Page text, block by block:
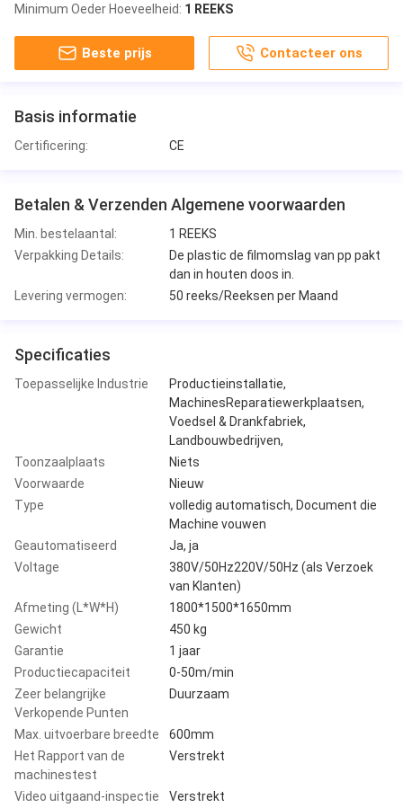
Minimum Oeder Hoeveelheid: 1 REEKS
Beste prijs Contacteer ons
Basis informatie
Certificering: CE
Betalen & Verzenden Algemene voorwaarden
Min. bestelaantal:
1 REEKS
Verpakking Details:
De plastic de filmomslag van pp pakt
dan in houten doos in.
Levering vermogen:
50 reeks/Reeksen per Maand
Specificaties
Toepasselijke Industrie
Productieinstallatie,
MachinesReparatiewerkplaatsen,
Voedsel & Drankfabriek,
Landbouwbedrijven,
Toonzaalplaats
Niets
Voorwaarde
Nieuw
Type
volledig automatisch, Document die
Machine vouwen
Geautomatiseerd
Ja, ja
Voltage
380V/50Hz220V/50Hz (als Verzoek
van Klanten)
Afmeting (L*W*H)
1800*1500*1650mm
Gewicht
450 kg
Garantie
1 jaar
Productiecapaciteit
0-50m/min
Zeer belangrijke
Verkopende Punten
Duurzaam
Max. uitvoerbare breedte
600mm
Het Rapport van de
machinestest
Verstrekt
Video uitgaand-inspectie
Verstrekt